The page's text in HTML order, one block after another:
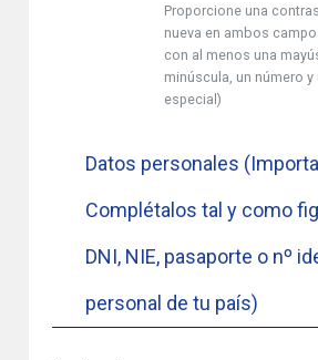
Proporcione una
nueva en ambos
con al menos una
minúscula, un número y
especial)
Datos personales
Complétalos tal y como
DNI, NIE, pasaporte o nº
personal de tu país)